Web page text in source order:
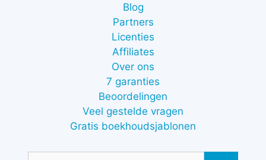
Blog
Partners
Licenties
Affiliates
Over ons
7 garanties
Beoordelingen
Veel gestelde vragen
Gratis boekhoudsjablonen